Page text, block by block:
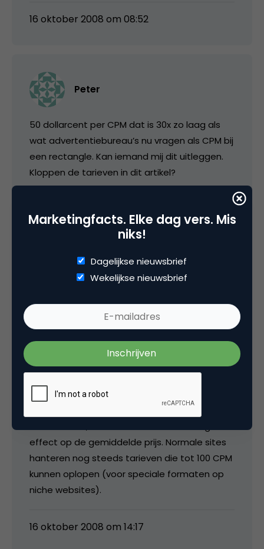
16 oktober 2008 om 08:52
Peter
50 dollarcent per CPM dat is 30x zo laag als
wat advertentiebureau’s nu vragen als CPM bij
een rectangle. Kan iemand mij dit uitleggen.
Kloppen de tarieven in dit artikel?
media
@Peter: de tarieven in dit artikel kloppen maar
zijn gemiddeldes over hele markt en over alle
bannerformaten, dat betekent dus ook dat
hier de banners tegen dumprijzen op
meegenomen. En aangezien dit soort sites
effect op de gemiddelde prijs. Normale sites
hanteren nog steeds tarieven die tot 100 CPM
kunnen oplopen (voor speciale formaten op
niche websites).
16 oktober 2008 om 14:17
Marketingfacts. Elke dag vers. Mis
niks!
Dagelijkse nieuwsbrief
Wekelijkse nieuwsbrief